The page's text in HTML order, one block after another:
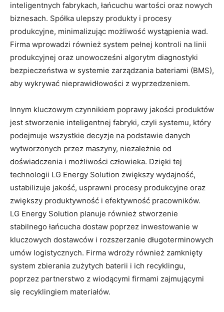
inteligentnych fabrykach, łańcuchu wartości oraz nowych
biznesach. Spółka ulepszy produkty i procesy
produkcyjne, minimalizując możliwość wystąpienia wad.
Firma wprowadzi również system pełnej kontroli na linii
produkcyjnej oraz unowocześni algorytm diagnostyki
bezpieczeństwa w systemie zarządzania bateriami (BMS),
aby wykrywać nieprawidłowości z wyprzedzeniem.
Innym kluczowym czynnikiem poprawy jakości produktów
jest stworzenie inteligentnej fabryki, czyli systemu, który
podejmuje wszystkie decyzje na podstawie danych
wytworzonych przez maszyny, niezależnie od
doświadczenia i możliwości człowieka. Dzięki tej
technologii LG Energy Solution zwiększy wydajność,
ustabilizuje jakość, usprawni procesy produkcyjne oraz
zwiększy produktywność i efektywność pracowników.
LG Energy Solution planuje również stworzenie
stabilnego łańcucha dostaw poprzez inwestowanie w
kluczowych dostawców i rozszerzanie długoterminowych
umów logistycznych. Firma wdroży również zamknięty
system zbierania zużytych baterii i ich recyklingu,
poprzez partnerstwo z wiodącymi firmami zajmującymi
się recyklingiem materiałów.